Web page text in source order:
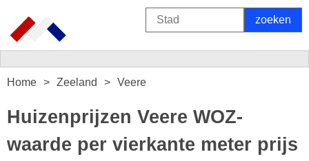
Home Zeeland Veere
Huizenprijzen Veere WOZ-
waarde per vierkante meter prijs